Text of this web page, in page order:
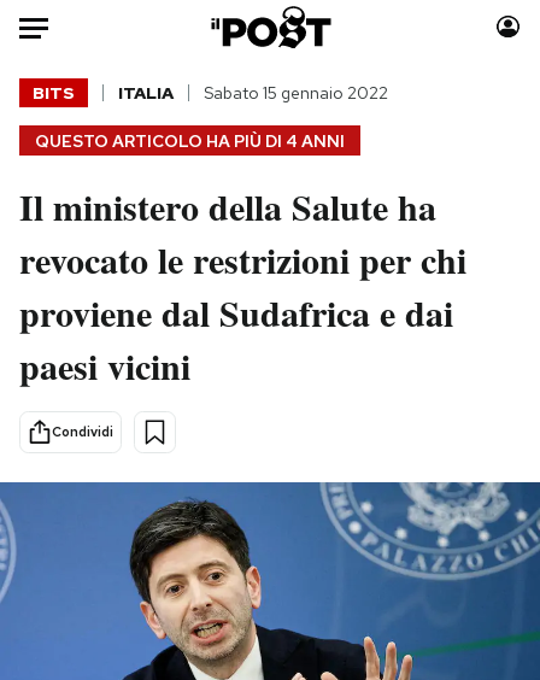
Auto
HOME
Italia
Politica
Tecnologia
Scienza
Cultura
Economia
Sport
Moda
Consumismi
Storie/Idee
Mondiali calcio 2026
PODCAST
NEWSLETTER
QUESTO ARTICOLO HA PIÙ DI 4 ANNI
BITS ITALIA Sabato 15 gennaio 2022
Il ministero della Salute ha
revocato le restrizioni per chi
proviene dal Sudafrica e dai
paesi vicini
Condividi